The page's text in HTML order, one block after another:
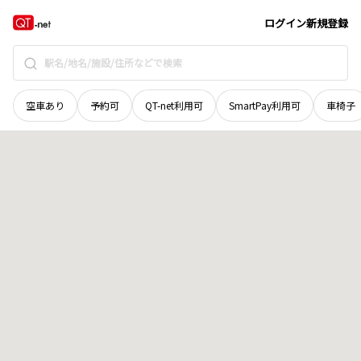
ログイン新規登録
空車あり 予約可 QT-net利用可 SmartPay利用可 車椅子
富山県